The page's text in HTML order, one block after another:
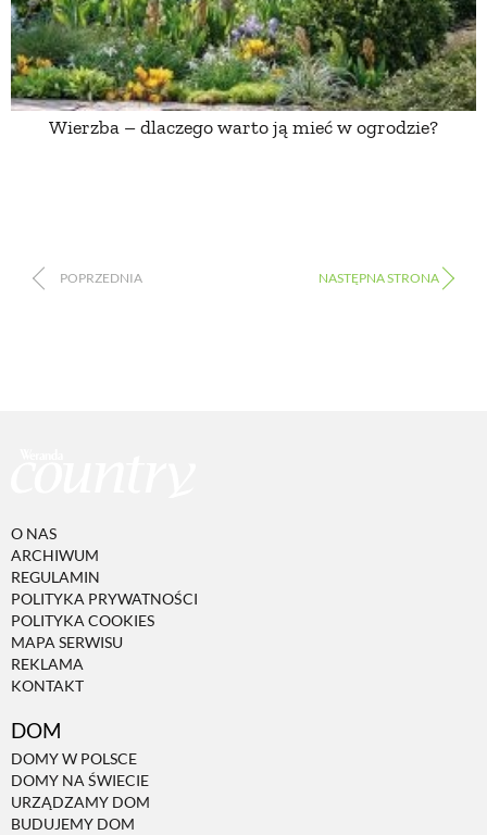
Wierzba – dlaczego warto ją mieć w ogrodzie?
O NAS
ARCHIWUM
REGULAMIN
POLITYKA PRYWATNOŚCI
POLITYKA COOKIES
MAPA SERWISU
REKLAMA
KONTAKT
DOM
DOMY W POLSCE
DOMY NA ŚWIECIE
URZĄDZAMY DOM
BUDUJEMY DOM